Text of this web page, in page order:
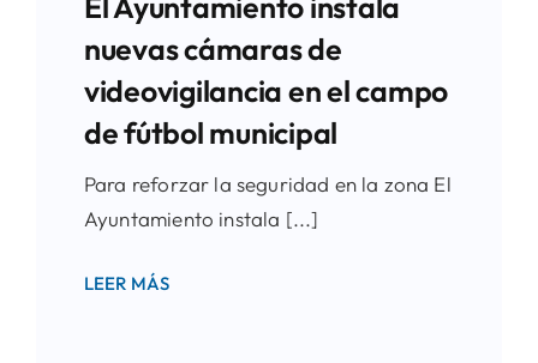
nuevas cámaras de
videovigilancia en el campo
de fútbol municipal
Para reforzar la seguridad en la zona El
Ayuntamiento instala [...]
LEER MÁS